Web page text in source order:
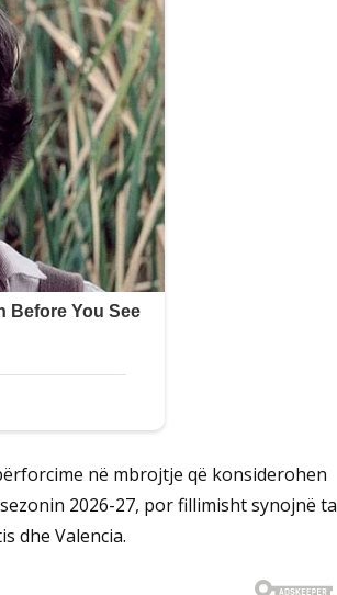
në mbrojtje që konsiderohen
2026-27, por fillimisht synojnë ta
dhe Valencia.